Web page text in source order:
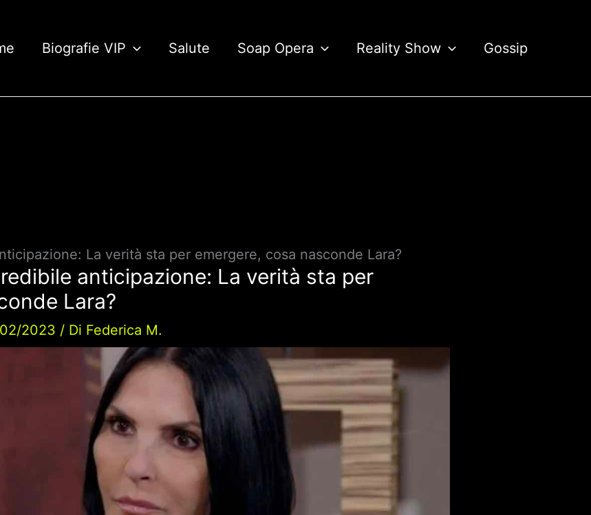
Biografie VIP Salute Soap Opera Reality Show Gossip
La verità sta per emergere, cosa nasconde Lara?
anticipazione: La verità sta per
Lara?
2023 / Di Federica M.